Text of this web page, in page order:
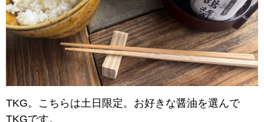
TKG。こちらは土日限定。お好きな醤油を選んで
TKGです。